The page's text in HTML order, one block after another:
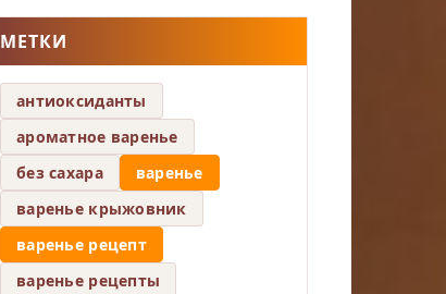
МЕТКИ
антиоксиданты
ароматное варенье
без сахара
варенье
варенье крыжовник
варенье рецепт
варенье рецепты